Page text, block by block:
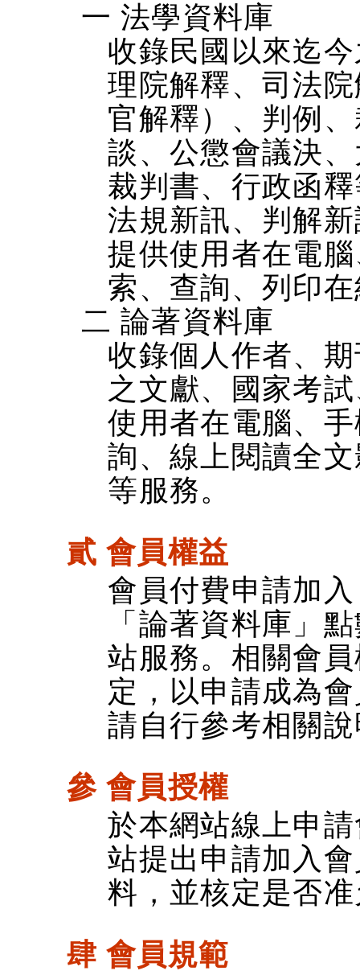
一 法學資料庫
收錄民國以來迄
理院解釋、司法
官解釋）、判例
談、公懲會議決
裁判書、行政函
法規新訊、判解
提供使用者在電
索、查詢、列印
二 論著資料庫
收錄個人作者、
之文獻、國家考
使用者在電腦、
詢、線上閱讀全
等服務。
貳 會員權益
會員付費申請加
「論著資料庫」
站服務。相關會
定，以申請成為
請自行參考相關
參 會員授權
於本網站線上申
站提出申請加入
料，並核定是否
肆 會員規範